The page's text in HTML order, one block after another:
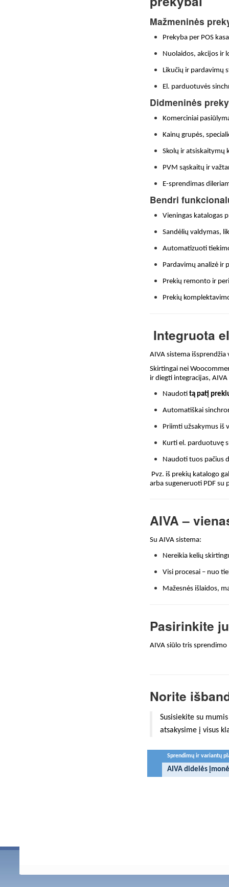
Mažmeninės
Prekyba per POS
Nuolaidos, akcijos ir
Likučių ir pardavimų
El. parduotuvės
Didmeninės
Komerciniai
Kainų grupės,
Skolų ir atsiskaitymų
PVM sąskaitų ir
E-sprendimas
Bendri
Vieningas katalogas
Sandėlių valdymas,
Automatizuoti
Pardavimų analizė ir
Prekių remonto ir
Prekių
Integruota
AIVA sistema
Skirtingai nei
ir diegti integracijas, AIVA
Naudoti tą patį
Automatiškai
Priimti užsakymus iš
Kurti el. parduotuvę
Naudoti tuos pačius
Pvz. iš prekių katalogo
arba sugeneruoti PDF
AIVA –
Su AIVA sistema:
Nereikia kelių
Visi procesai – nuo
Mažesnės išlaidos,
Pasirinkite
AIVA siūlo tris
Norite
Susisiekite su
atsakysime į visus
Sprendimų ir variantų
AIVA didelės